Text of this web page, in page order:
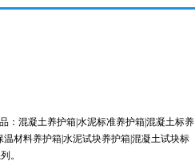
：混凝土养护箱|水泥标准养护箱|混凝土标养
材料养护箱|水泥试块养护箱|混凝土试块标
。